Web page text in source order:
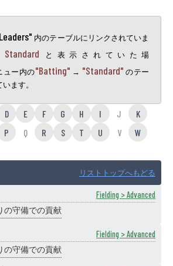
内のテーブルにリンクされていま
と表示されていた場
ュー内の"Batting" → "Standard" のテー
ます。
D E F G H I J
K
P Q R S T U V
W
リストトップへもどる
Fielding > Advanced
の守備での貢献
Fielding > Advanced
の守備での貢献